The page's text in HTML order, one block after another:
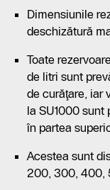
Dimensiunile
deschizătură
Toate
de litri sunt
de curăţare, iar
la SU1000 sunt
în partea
Acestea sunt
200, 300, 400,